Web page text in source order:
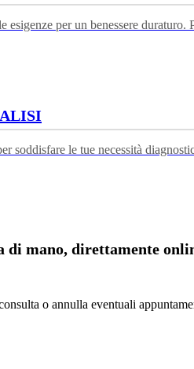
esigenze per un benessere
soddisfare le tue necessità
mano, direttamente
o annulla eventuali